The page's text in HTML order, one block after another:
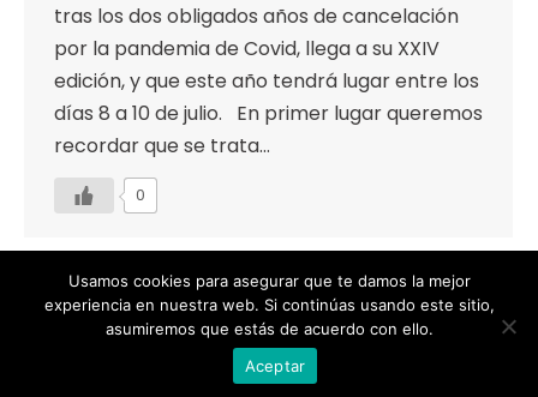
tras los dos obligados años de cancelación
por la pandemia de Covid, llega a su XXIV
edición, y que este año tendrá lugar entre los
días 8 a 10 de julio. En primer lugar queremos
recordar que se trata…
0
Designed by Animation Graphics
POLÍTICA DE PRIVACIDAD |COOKIES |
Usamos cookies para asegurar que te damos la mejor
experiencia en nuestra web. Si continúas usando este sitio,
asumiremos que estás de acuerdo con ello.
Aceptar